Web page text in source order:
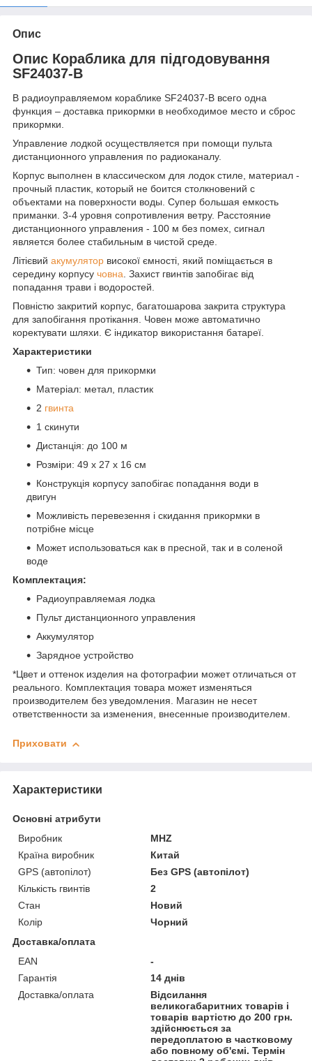
Опис
Опис Кораблика для підгодовування
SF24037-B
В радиоуправляемом кораблике SF24037-B всего одна
функция – доставка прикормки в необходимое место и сброс
прикормки.
Управление лодкой осуществляется при помощи пульта
дистанционного управления по радиоканалу.
Корпус выполнен в классическом для лодок стиле, материал -
прочный пластик, который не боится столкновений с
объектами на поверхности воды. Супер большая емкость
приманки. 3-4 уровня сопротивления ветру. Расстояние
дистанционного управления - 100 м без помех, сигнал
является более стабильным в чистой среде.
Літієвий акумулятор високої ємності, який поміщається в
середину корпусу човна. Захист гвинтів запобігає від
попадання трави і водоростей.
Повністю закритий корпус, багатошарова закрита структура
для запобігання протікання. Човен може автоматично
коректувати шляхи. Є індикатор використання батареї.
Характеристики
Тип: човен для прикормки
Матеріал: метал, пластик
2 гвинта
1 скинути
Дистанція: до 100 м
Розміри: 49 х 27 х 16 см
Конструкція корпусу запобігає попадання води в
двигун
Можливість перевезення і скидання прикормки в
потрібне місце
Может использоваться как в пресной, так и в соленой
воде
Комплектация:
Радиоуправляемая лодка
Пульт дистанционного управления
Аккумулятор
Зарядное устройство
*Цвет и оттенок изделия на фотографии может отличаться от
реального. Комплектация товара может изменяться
производителем без уведомления. Магазин не несет
ответственности за изменения, внесенные производителем.
Приховати
Характеристики
Основні атрибути
Виробник
MHZ
Країна виробник
Китай
GPS (автопілот)
Без GPS (автопілот)
Кількість гвинтів
2
Стан
Новий
Колір
Чорний
Доставка/оплата
EAN
-
Гарантія
14 днів
Доставка/оплата
Відсилання
великогабаритних товарів і
товарів вартістю до 200 грн.
здійснюється за
передоплатою в частковому
або повному об'ємі. Термін